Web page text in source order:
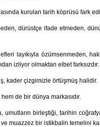
kurulan tarih köprüsü fark
dürüstçe ifade etmeden,
layıkıyla özümsenmeden,
izliyor olmaktan elbet farksızdır.
kader çizgimizle örtüşmüş halidir.
de bir dünya markasıdır.
umutların birleştiği, tarihin
muazzez bir istikbalin temelini